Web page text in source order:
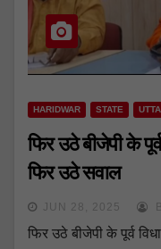
HARIDWAR STATE
फिर उठे बीजेपी के
फिर उठे सवाल
JUN 28, 2025
फिर उठे बीजेपी के पूर्व